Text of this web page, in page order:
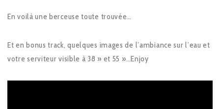
En voilà une berceuse toute trouvée…
Et en bonus track, quelques images de l’ambiance sur l’eau et
votre serviteur visible à 38 » et 55 »…Enjoy